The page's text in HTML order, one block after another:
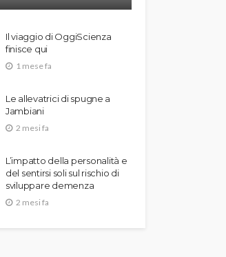
Il viaggio di OggiScienza
finisce qui
1 mese fa
Le allevatrici di spugne a
Jambiani
2 mesi fa
L’impatto della personalità e
del sentirsi soli sul rischio di
sviluppare demenza
2 mesi fa